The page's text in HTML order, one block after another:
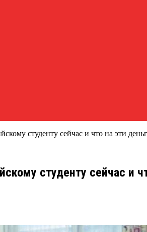
студенту сейчас и что на эти
студенту сейчас и